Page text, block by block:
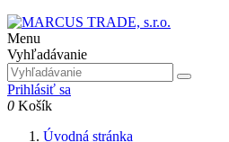
Menu
Vyhľadávanie
Prihlásiť sa
0 Košík
Úvodná stránka